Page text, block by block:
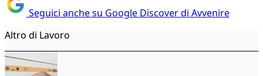
Seguici anche su Google Discover di Avvenire
Altro di Lavoro